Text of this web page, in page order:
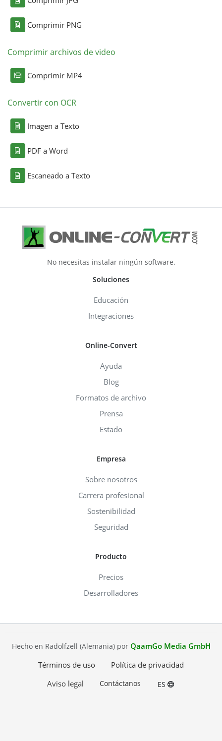
Comprimir PNG
Comprimir archivos de video
Comprimir MP4
Convertir con OCR
Imagen a Texto
PDF a Word
Escaneado a Texto
No necesitas instalar ningún software.
Soluciones
Educación
Integraciones
Online-Convert
Ayuda
Blog
Formatos de archivo
Prensa
Estado
Empresa
Sobre nosotros
Carrera profesional
Sostenibilidad
Seguridad
Producto
Precios
Desarrolladores
Hecho en Radolfzell (Alemania) por QaamGo Media GmbH
Términos de uso
Política de privacidad
Aviso legal
Contáctanos ES